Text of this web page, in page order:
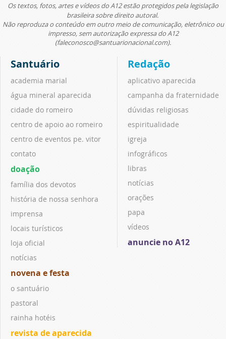
Os textos, fotos, artes e vídeos do A12 estão protegidos pela legislação
brasileira sobre direito autoral.
Não reproduza o conteúdo em outro meio de comunicação, eletrônico ou
impresso, sem autorização expressa do A12
(faleconosco@santuarionacional.com).
Santuário
academia marial
água mineral aparecida
cidade do romeiro
centro de apoio ao romeiro
centro de eventos pe. vitor
contato
doação
família dos devotos
história de nossa senhora
imprensa
locais turísticos
loja oficial
notícias
novena e festa
o santuário
pastoral
rainha hotéis
revista de aparecida
Redação
aplicativo aparecida
campanha da fraternidade
dúvidas religiosas
espiritualidade
igreja
infográficos
libras
notícias
orações
papa
vídeos
anuncie no A12